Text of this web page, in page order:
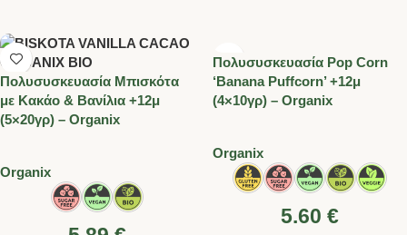
Πολυσυσκευασία Μπισκότα
με Κακάο & Βανίλια +12μ
(5×20γρ) – Organix
Organix
Πολυσυσκευασία Pop Corn
‘Banana Puffcorn’ +12μ
(4×10γρ) – Organix
Organix
5.60 €